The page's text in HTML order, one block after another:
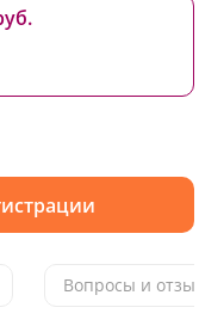
Вопросы и